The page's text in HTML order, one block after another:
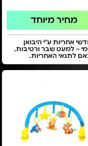
מחיר מיוחד
חודשי אחריות ע"י היבואן
– למעט שבר ורטיבות,
לתנאי האחריות.